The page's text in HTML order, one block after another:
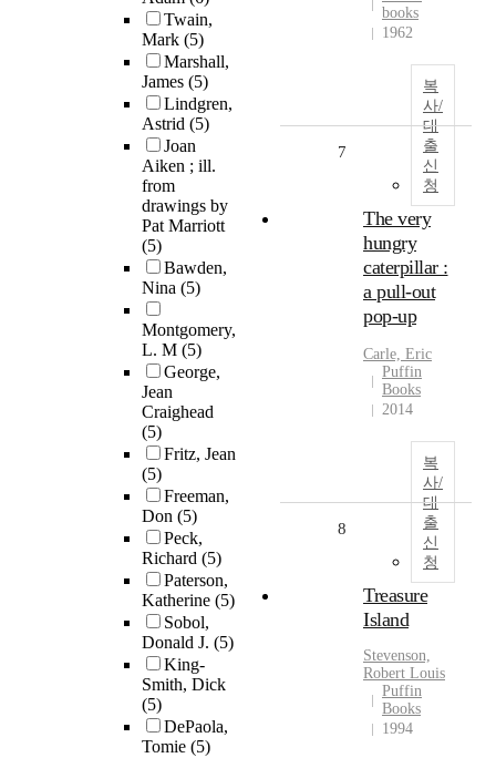
Twain,
Mark (5)
Marshall,
James (5)
Lindgren,
Astrid (5)
Joan
Aiken ; ill.
from
drawings by
Pat Marriott
(5)
Bawden,
Nina (5)
Montgomery,
L. M (5)
George,
Jean
Craighead
(5)
Fritz, Jean
(5)
Freeman,
Don (5)
Peck,
Richard (5)
Paterson,
Katherine (5)
Sobol,
Donald J. (5)
King-
Smith, Dick
(5)
DePaola,
Tomie (5)
books
1962
복
사/
대
출
신
청
7
The very
hungry
caterpillar :
a pull-out
pop-up
Carle, Eric
Puffin
Books
2014
복
사/
대
출
신
청
8
Treasure
Island
Stevenson,
Robert Louis
Puffin
Books
1994